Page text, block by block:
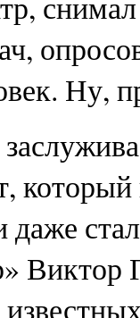
Ну,
даже
Виктор